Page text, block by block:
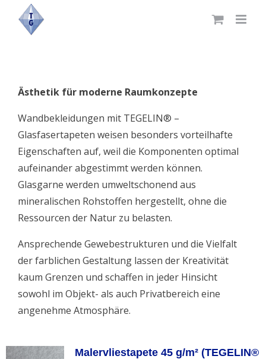
Ästhetik für moderne Raumkonzepte
Wandbekleidungen mit TEGELIN® –
Glasfasertapeten weisen besonders vorteilhafte
Eigenschaften auf, weil die Komponenten optimal
aufeinander abgestimmt werden können.
Glasgarne werden umweltschonend aus
mineralischen Rohstoffen hergestellt, ohne die
Ressourcen der Natur zu belasten.
Ansprechende Gewebestrukturen und die Vielfalt
der farblichen Gestaltung lassen der Kreativität
kaum Grenzen und schaffen in jeder Hinsicht
sowohl im Objekt- als auch Privatbereich eine
angenehme Atmosphäre.
Malervliestapete 45 g/m² (TEGELIN®